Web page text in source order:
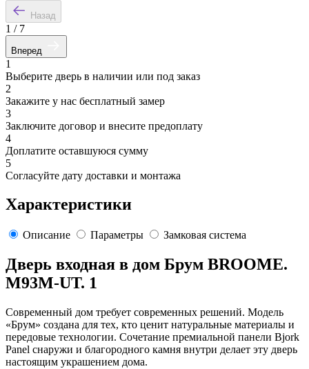
Назад
1 / 7
Вперед
1
Выберите дверь в наличии или под заказ
2
Закажите у нас бесплатный замер
3
Заключите договор и внесите предоплату
4
Доплатите оставшуюся сумму
5
Согласуйте дату доставки и монтажа
Характеристики
Описание Параметры Замковая система
Дверь входная в дом Брум BROOME.
M93M-UT. 1
Современный дом требует современных решений. Модель
«Брум» создана для тех, кто ценит натуральные материалы и
передовые технологии. Сочетание премиальной панели Bjork
Panel снаружи и благородного камня внутри делает эту дверь
настоящим украшением дома.